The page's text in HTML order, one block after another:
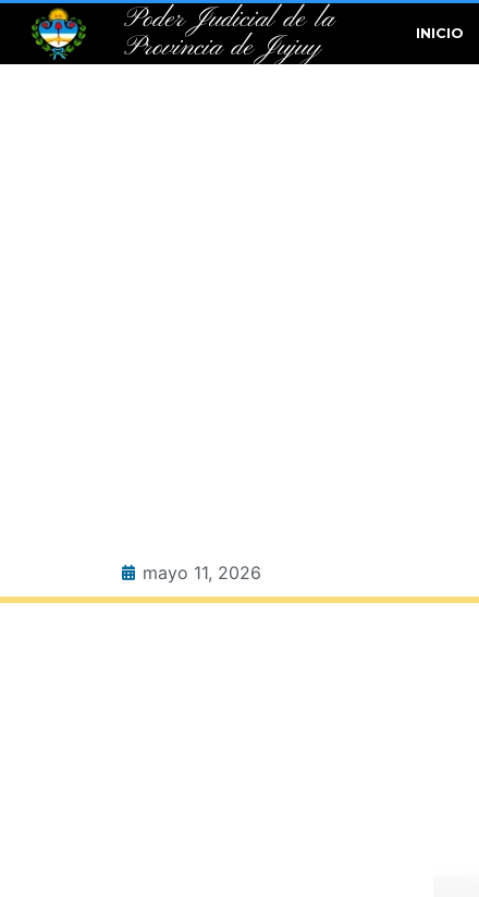
Poder Judicial de la
Provincia de Jujuy
INICIO
mayo 11, 2026